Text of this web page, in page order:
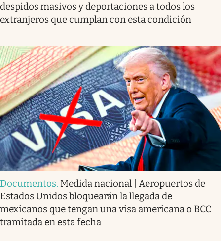
despidos masivos y deportaciones a todos los
extranjeros que cumplan con esta condición
Documentos. Medida nacional | Aeropuertos de
Estados Unidos bloquearán la llegada de
mexicanos que tengan una visa americana o BCC
tramitada en esta fecha